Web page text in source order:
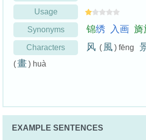
Usage
Synonyms 锦绣 入 画 旖
Characters 风 ( 風 ) fēng
(畫) huà
EXAMPLE SENTENCES